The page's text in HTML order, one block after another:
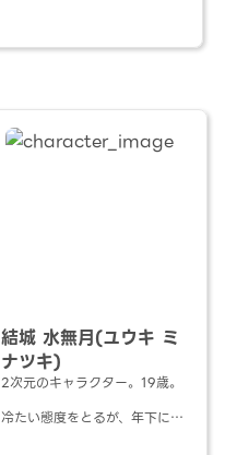
結城 水無月(ユウキ ミ
ナツキ)
2次元のキャラクター。19歳。
冷たい態度をとるが、年下によ